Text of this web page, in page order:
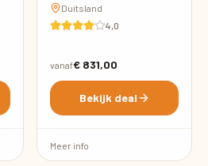
Duitsland
4,0
vanaf€ 831,00
Bekijk deal
Meer info